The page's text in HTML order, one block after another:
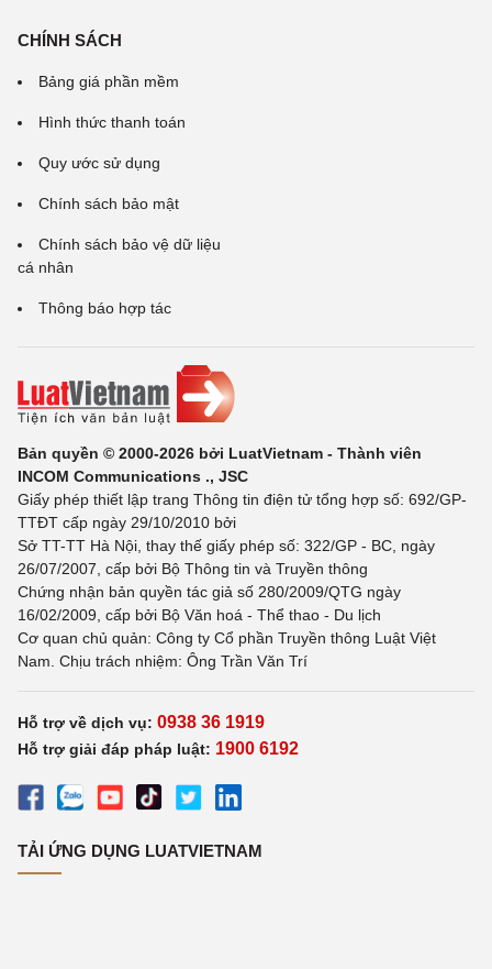
CHÍNH SÁCH
Bảng giá phần mềm
Hình thức thanh toán
Quy ước sử dụng
Chính sách bảo mật
Chính sách bảo vệ dữ liệu
cá nhân
Thông báo hợp tác
Bản quyền © 2000-2026 bởi LuatVietnam - Thành viên
INCOM Communications ., JSC
Giấy phép thiết lập trang Thông tin điện tử tổng hợp số: 692/GP-
TTĐT cấp ngày 29/10/2010 bởi
Sở TT-TT Hà Nội, thay thế giấy phép số: 322/GP - BC, ngày
26/07/2007, cấp bởi Bộ Thông tin và Truyền thông
Chứng nhận bản quyền tác giả số 280/2009/QTG ngày
16/02/2009, cấp bởi Bộ Văn hoá - Thể thao - Du lịch
Cơ quan chủ quản: Công ty Cổ phần Truyền thông Luật Việt
Nam. Chịu trách nhiệm: Ông Trần Văn Trí
Hỗ trợ về dịch vụ: 0938 36 1919
Hỗ trợ giải đáp pháp luật: 1900 6192
TẢI ỨNG DỤNG LUATVIETNAM